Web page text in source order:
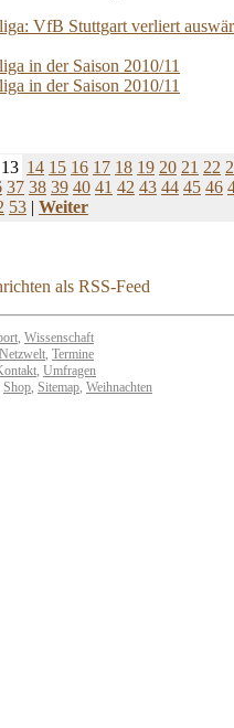
VfB Stuttgart verliert
in der Saison 2010/11
in der Saison 2010/11
13 14 15 16 17 18 19 20 21 22
37 38 39 40 41 42 43 44 45 46
53 | Weiter
als RSS-Feed
, Wissenschaft
Netzwelt, Termine
, Umfragen
Shop, Sitemap, Weihnachten